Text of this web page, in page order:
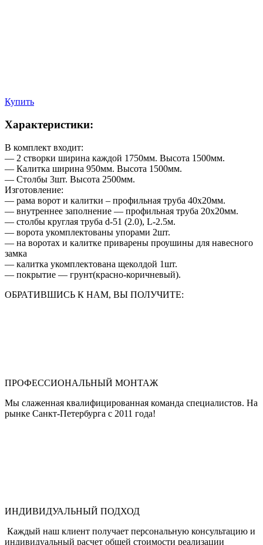
Купить
Характеристики:
В комплект входит:
— 2 створки ширина каждой 1750мм. Высота 1500мм.
— Калитка ширина 950мм. Высота 1500мм.
— Столбы 3шт. Высота 2500мм.
Изготовление:
— рама ворот и калитки – профильная труба 40х20мм.
— внутреннее заполнение — профильная труба 20х20мм.
— столбы круглая труба d-51 (2.0), L-2.5м.
— ворота укомплектованы упорами 2шт.
— на воротах и калитке приварены проушины для навесного
замка
— калитка укомплектована щеколдой 1шт.
— покрытие — грунт(красно-коричневый).
ОБРАТИВШИСЬ К НАМ, ВЫ ПОЛУЧИТЕ:
ПРОФЕССИОНАЛЬНЫЙ МОНТАЖ
Мы слаженная квалифицированная команда специалистов. На
рынке Санкт-Петербурга с 2011 года!
ИНДИВИДУАЛЬНЫЙ ПОДХОД
Каждый наш клиент получает персональную консультацию и
индивидуальный расчет общей стоимости реализации